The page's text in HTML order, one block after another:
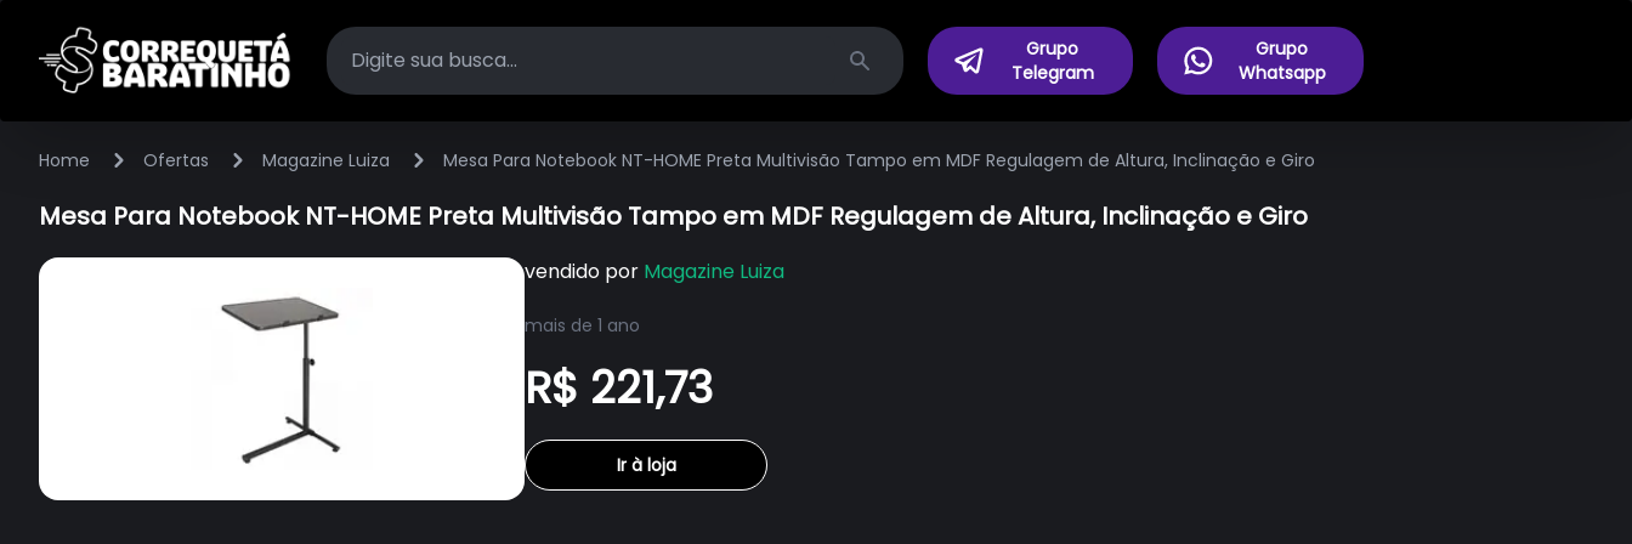
Search
Grupo
Telegram
Grupo
Whatsapp
Home Ofertas Magazine Luiza Mesa Para Notebook NT-HOME Preta Multivisão Tampo em MDF Regulagem de Altura, Inclinação e Giro
Mesa Para Notebook NT-HOME Preta Multivisão Tampo em MDF Regulagem de Altura, Inclinação e Giro
vendido por Magazine Luiza
mais de 1 ano
R$ 221,73
Ir à loja